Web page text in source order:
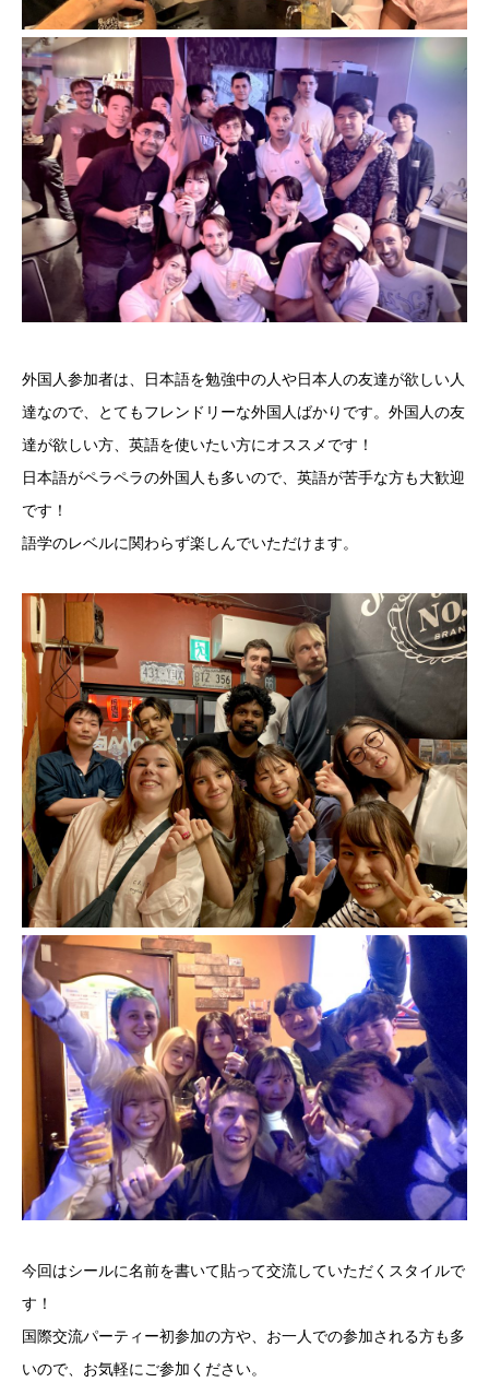
外国人参加者は、日本語を勉強中の人や日本人の友達が欲しい人
達なので、とてもフレンドリーな外国人ばかりです。外国人の友
達が欲しい方、英語を使いたい方にオススメです！
日本語がペラペラの外国人も多いので、英語が苦手な方も大歓迎
です！
語学のレベルに関わらず楽しんでいただけます。
今回はシールに名前を書いて貼って交流していただくスタイルで
す！
国際交流パーティー初参加の方や、お一人での参加される方も多
いので、お気軽にご参加ください。